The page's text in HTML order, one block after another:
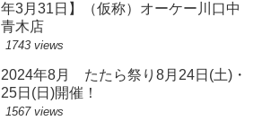
年3月31日】（仮称）オーケー川口中
青木店
1743 views
2024年8月 たたら祭り8月24日(土)・
25日(日)開催！
1567 views